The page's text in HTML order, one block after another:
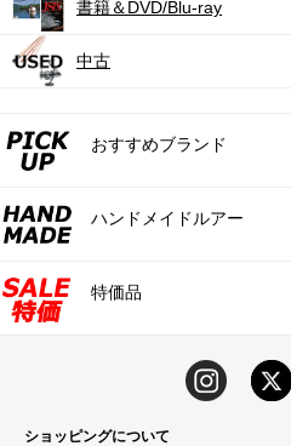
書籍＆DVD/Blu-ray
中古
おすすめブランド
ハンドメイドルアー
特価品
ショッピングについて